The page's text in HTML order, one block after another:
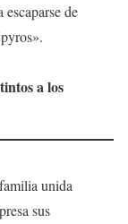
de
a los
unida
sus